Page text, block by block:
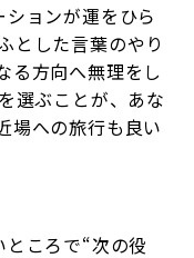
ョンが運をひら
とした言葉のやり
る方向へ無理をし
選ぶことが、あな
場への旅行も良い
ころで“次の役